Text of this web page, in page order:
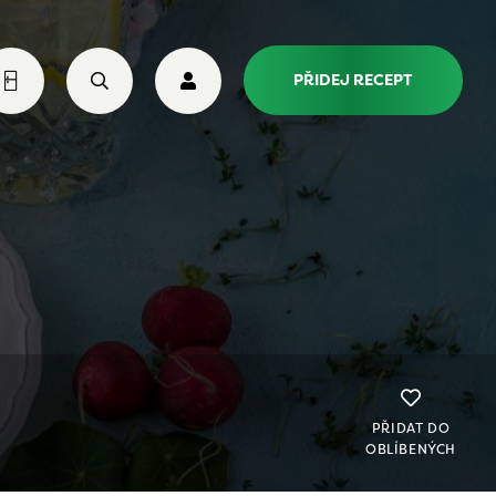
PŘIDEJ RECEPT
PŘIDAT DO
OBLÍBENÝCH